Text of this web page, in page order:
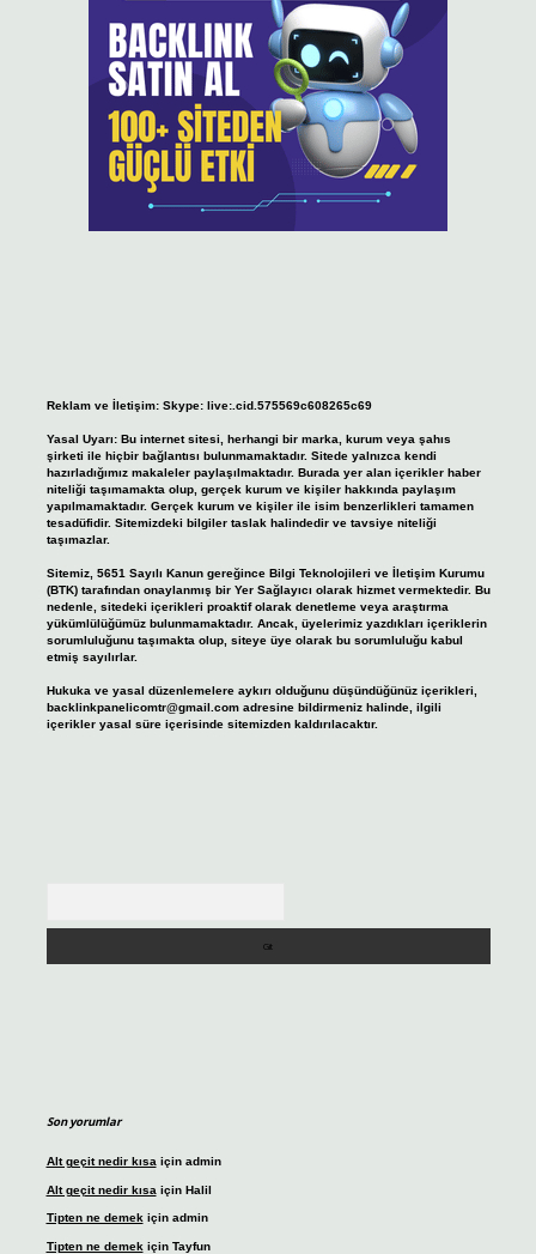
Reklam ve İletişim: Skype: live:.cid.575569c608265c69
Yasal Uyarı: Bu internet sitesi, herhangi bir marka, kurum veya şahıs
şirketi ile hiçbir bağlantısı bulunmamaktadır. Sitede yalnızca kendi
hazırladığımız makaleler paylaşılmaktadır. Burada yer alan içerikler haber
niteliği taşımamakta olup, gerçek kurum ve kişiler hakkında paylaşım
yapılmamaktadır. Gerçek kurum ve kişiler ile isim benzerlikleri tamamen
tesadüfidir. Sitemizdeki bilgiler taslak halindedir ve tavsiye niteliği
taşımazlar.
Sitemiz, 5651 Sayılı Kanun gereğince Bilgi Teknolojileri ve İletişim Kurumu
(BTK) tarafından onaylanmış bir Yer Sağlayıcı olarak hizmet vermektedir. Bu
nedenle, sitedeki içerikleri proaktif olarak denetleme veya araştırma
yükümlülüğümüz bulunmamaktadır. Ancak, üyelerimiz yazdıkları içeriklerin
sorumluluğunu taşımakta olup, siteye üye olarak bu sorumluluğu kabul
etmiş sayılırlar.
Hukuka ve yasal düzenlemelere aykırı olduğunu düşündüğünüz içerikleri,
backlinkpanelicomtr@gmail.comadresine bildirmeniz halinde, ilgili
içerikler yasal süre içerisinde sitemizden kaldırılacaktır.
Son yorumlar
Alt geçit nedir kısa için admin
Alt geçit nedir kısa için Halil
Tipten ne demekiçin admin
Tipten ne demek için Tayfun